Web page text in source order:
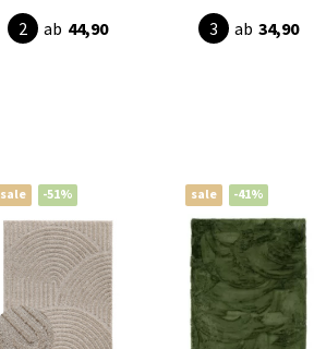
ab 44,90 ab 34,90
sale -51% sale -41%